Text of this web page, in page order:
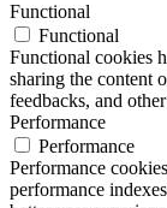
Functional
Functional
Functional cookies
sharing the content
feedbacks, and
Performance
Performance
Performance
performance